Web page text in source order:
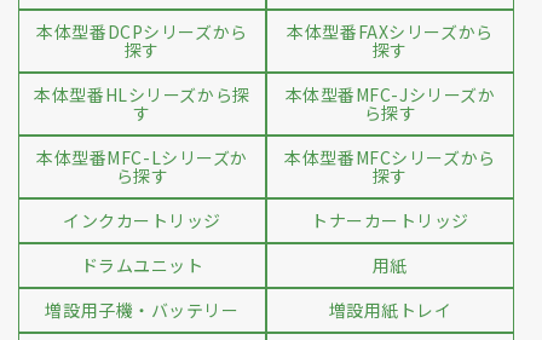
本体型番DCPシリーズから
探す
本体型番FAXシリーズから
探す
本体型番HLシリーズから探
す
本体型番MFC-Jシリーズか
ら探す
本体型番MFC-Lシリーズか
ら探す
本体型番MFCシリーズから
探す
インクカートリッジ
トナーカートリッジ
ドラムユニット
用紙
増設用子機・バッテリー
増設用紙トレイ